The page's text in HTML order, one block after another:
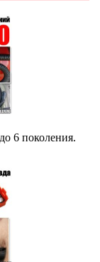
6 поколения.